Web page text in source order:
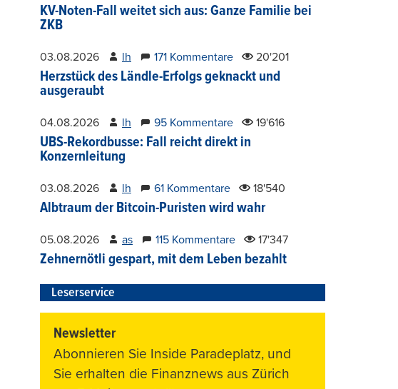
KV-Noten-Fall weitet sich aus: Ganze Familie bei
ZKB
03.08.2026 lh 171 Kommentare 20'201
Herzstück des Ländle-Erfolgs geknackt und
ausgeraubt
04.08.2026 lh 95 Kommentare 19'616
UBS-Rekordbusse: Fall reicht direkt in
Konzernleitung
03.08.2026 lh 61 Kommentare 18'540
Albtraum der Bitcoin-Puristen wird wahr
05.08.2026 as 115 Kommentare 17'347
Zehnernötli gespart, mit dem Leben bezahlt
Leserservice
Newsletter
Abonnieren Sie Inside Paradeplatz, und
Sie erhalten die Finanznews aus Zürich